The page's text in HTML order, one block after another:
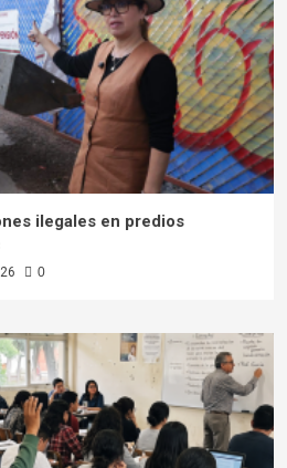
ilegales en predios
0